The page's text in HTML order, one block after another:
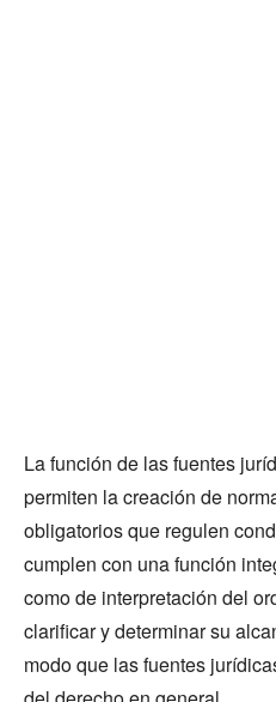
La función de las fuentes
permiten la creación de
obligatorios que regulen
cumplen con una función
como de interpretación del
clarificar y determinar su
modo que las fuentes